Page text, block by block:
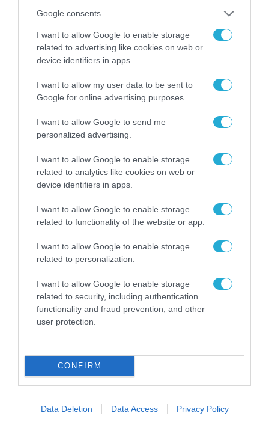
Google consents
I want to allow Google to enable storage
related to advertising like cookies on web or
device identifiers in apps.
I want to allow my user data to be sent to
Google for online advertising purposes.
I want to allow Google to send me
personalized advertising.
I want to allow Google to enable storage
related to analytics like cookies on web or
device identifiers in apps.
I want to allow Google to enable storage
related to functionality of the website or app.
I want to allow Google to enable storage
related to personalization.
I want to allow Google to enable storage
related to security, including authentication
functionality and fraud prevention, and other
user protection.
CONFIRM
Data Deletion Data Access Privacy Policy
06.08.2026 | 09:03
«Οι εντελώς αθώοι»: Η ανάρτηση του Αρκά για
Αττικής (φωτο)
04.08.2026 | 15:02
Αυτή την ώρα το τελευταίο «αντίο» στον πρώην
υπουργό Ι.Βαρβιτσιώτη (φωτο)